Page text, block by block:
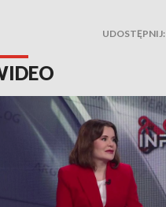
UDOSTĘPNIJ: